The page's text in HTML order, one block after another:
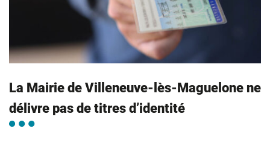
La Mairie de Villeneuve-lès-Maguelone ne
délivre pas de titres d’identité